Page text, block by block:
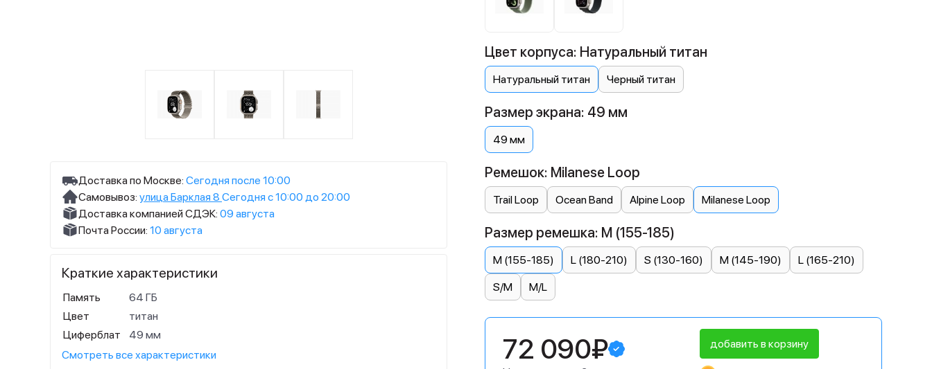
Доставка по Москве: Сегодня после 10:00
Самовывоз: улица Барклая 8 Сегодня с 10:00 до 20:00
Доставка компанией СДЭК: 09 августа
Почта России: 10 августа
Краткие характеристики
Память
64 ГБ
Цвет
титан
Циферблат
49 мм
Смотреть все характеристики
Цвет корпуса: Натуральный титан
Натуральный титан Черный титан
Размер экрана: 49 мм
49 мм
Ремешок: Milanese Loop
Trail Loop Ocean Band Alpine Loop Milanese Loop
Размер ремешка: M (155-185)
M (155-185) L (180-210) S (130-160) M (145-190) L (165-210)
S/M M/L
72 090₽ добавить в корзину